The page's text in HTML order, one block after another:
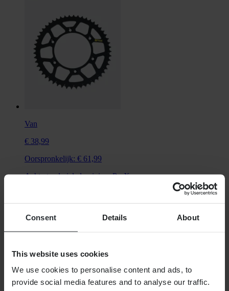
Consent Details About
This website uses cookies
We use cookies to personalise content and ads, to
provide social media features and to analyse our traffic.
Van
€ 38,99
Oorspronkelijk: € 61,99
Achtertandwiel aluminium ProX